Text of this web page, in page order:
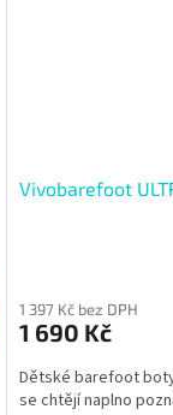
Vivobarefoot
1 397 Kč bez DPH
1 690 Kč
Dětské barefoot
se chtějí naplno